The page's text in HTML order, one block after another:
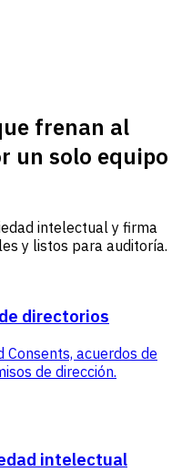
frenan al
un solo equipo
intelectual y firma
y listos para auditoría.
directorios
acuerdos de
de dirección.
intelectual